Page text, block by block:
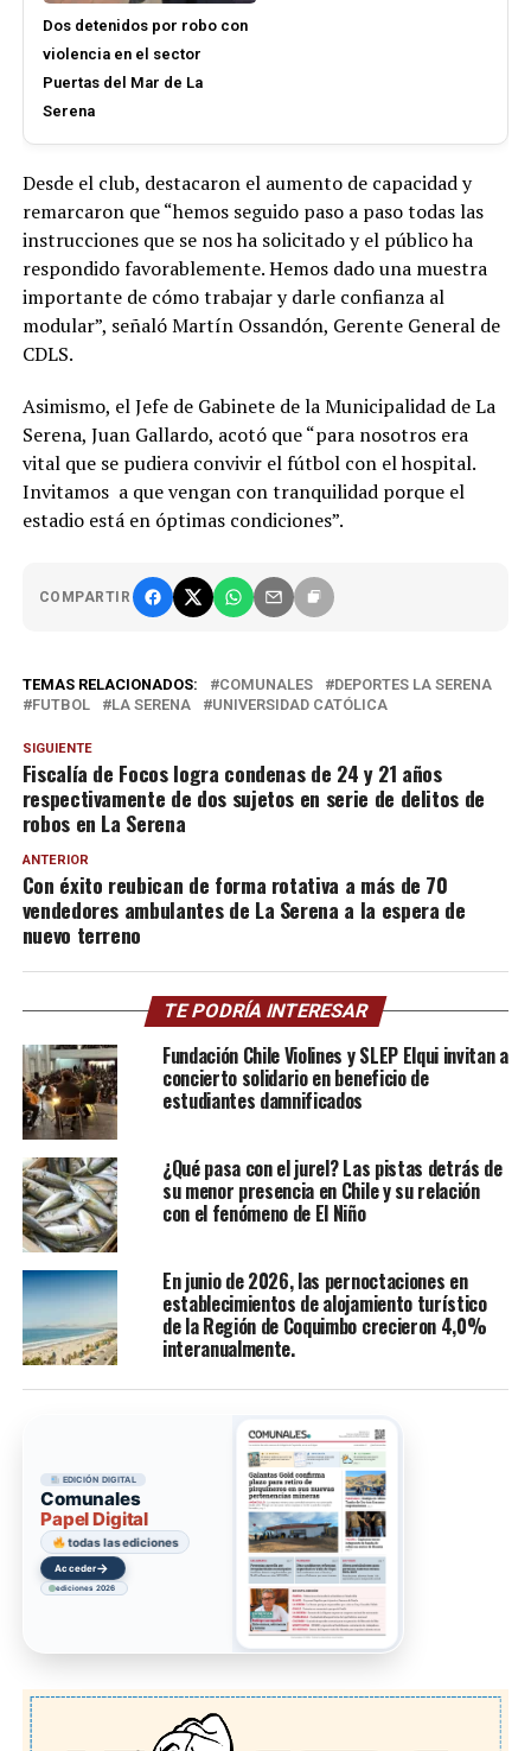
Dos detenidos por robo con
violencia en el sector
Puertas del Mar de La
Serena
Desde el club, destacaron el aumento de capacidad y
remarcaron que “hemos seguido paso a paso todas las
instrucciones que se nos ha solicitado y el público ha
respondido favorablemente. Hemos dado una muestra
importante de cómo trabajar y darle confianza al
modular”, señaló Martín Ossandón, Gerente General de
CDLS.
Asimismo, el Jefe de Gabinete de la Municipalidad de La
Serena, Juan Gallardo, acotó que “para nosotros era
vital que se pudiera convivir el fútbol con el hospital.
Invitamos a que vengan con tranquilidad porque el
estadio está en óptimas condiciones”.
COMPARTIR
TEMAS RELACIONADOS: COMUNALES
DEPORTES LA SERENA
FUTBOL
LA SERENA UNIVERSIDAD CATÓLICA
SIGUIENTE
Fiscalía de Focos logra condenas de 24 y 21 años
respectivamente de dos sujetos en serie de delitos de
robos en La Serena
ANTERIOR
Con éxito reubican de forma rotativa a más de 70
vendedores ambulantes de La Serena a la espera de
nuevo terreno
TE PODRÍA INTERESAR
Fundación Chile Violines y SLEP Elqui invitan a
concierto solidario en beneficio de
estudiantes damnificados
¿Qué pasa con el jurel? Las pistas detrás de
su menor presencia en Chile y su relación
con el fenómeno de El Niño
En junio de 2026, las pernoctaciones en
establecimientos de alojamiento turístico
de la Región de Coquimbo crecieron 4,0%
interanualmente.
EDICIÓN DIGITAL
Comunales
Papel Digital
todas las ediciones
Acceder→
ediciones 2026